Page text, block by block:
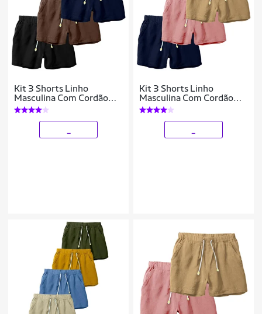
Kit 3 Shorts Linho
Masculina Com Cordão
Bermuda Casual Verão
Kit 3 Shorts Linho
Masculina Com Cordão
Bermuda Casual Verão